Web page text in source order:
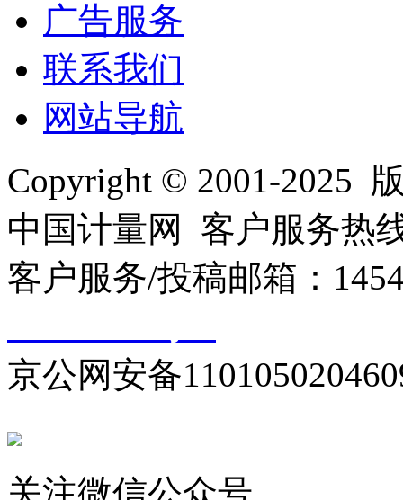
广告服务
联系我们
网站导航
Copyright © 2001-2025
中国计量网 客户服务热
客户服务/投稿邮箱：
京公网安备